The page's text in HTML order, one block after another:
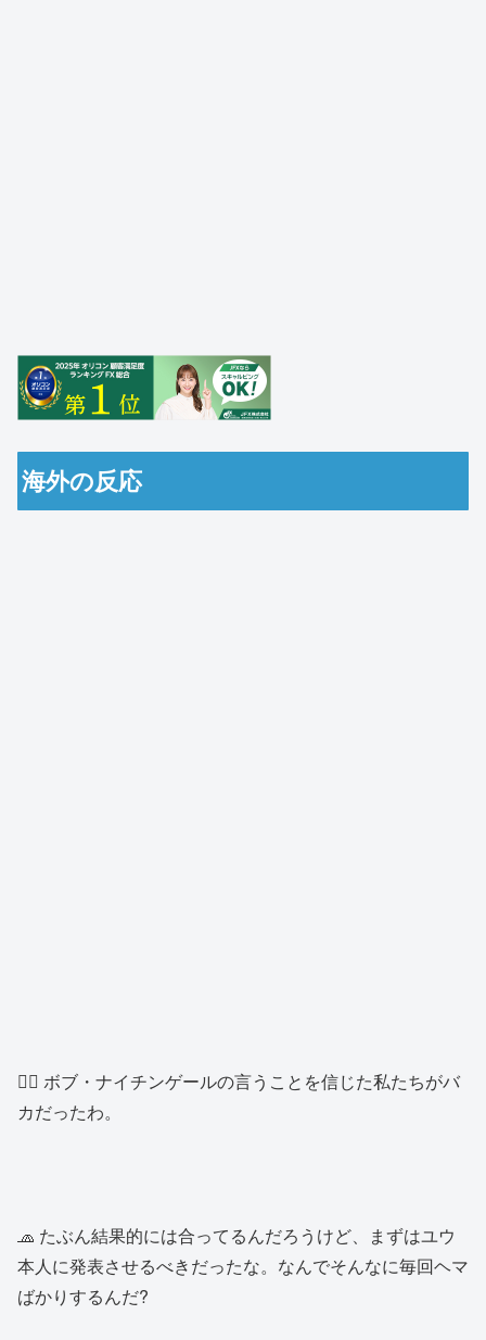
海外の反応
🙍‍♀️ ボブ・ナイチンゲールの言うことを信じた私たちがバ
カだったわ。
🧢 たぶん結果的には合ってるんだろうけど、まずはユウ
本人に発表させるべきだったな。なんでそんなに毎回ヘマ
ばかりするんだ?